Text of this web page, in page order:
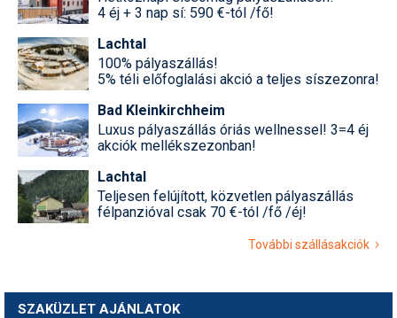
4 éj + 3 nap sí: 590 €-tól /fő!
Lachtal
100% pályaszállás!
5% téli előfoglalási akció a teljes síszezonra!
Bad Kleinkirchheim
Luxus pályaszállás óriás wellnessel! 3=4 éj
akciók mellékszezonban!
Lachtal
Teljesen felújított, közvetlen pályaszállás
félpanzióval csak 70 €-tól /fő /éj!
További szállásakciók
SZAKÜZLET AJÁNLATOK